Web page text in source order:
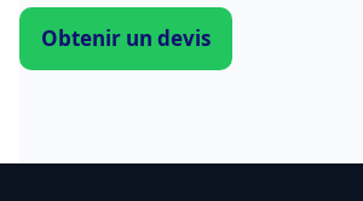
Obtenir un devis